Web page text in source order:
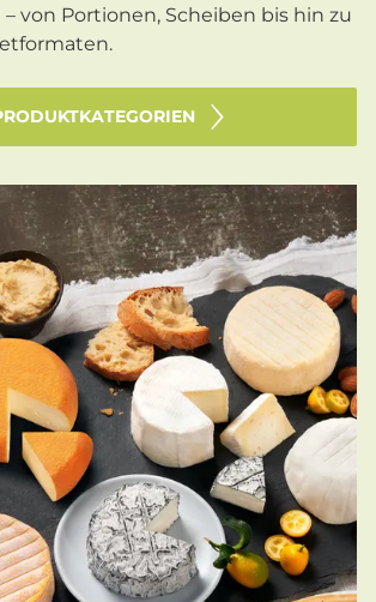
von Portionen, Scheiben bis hin zu